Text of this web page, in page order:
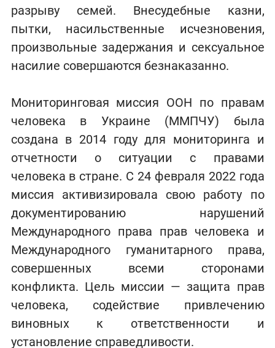
разрыву семей. Внесудебные казни,
пытки, насильственные исчезновения,
произвольные задержания и сексуальное
насилие совершаются безнаказанно.
Мониторинговая миссия ООН по правам
человека в Украине (ММПЧУ) была
создана в 2014 году для мониторинга и
отчетности о ситуации с правами
человека в стране. С 24 февраля 2022 года
миссия активизировала свою работу по
документированию нарушений
Международного права прав человека и
Международного гуманитарного права,
совершенных всеми сторонами
конфликта. Цель миссии — защита прав
человека, содействие привлечению
виновных к ответственности и
установление справедливости.